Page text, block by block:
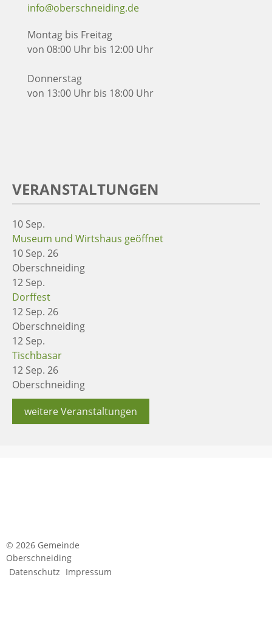
info@oberschneiding.de
Montag bis Freitag
von 08:00 Uhr bis 12:00 Uhr
Donnerstag
von 13:00 Uhr bis 18:00 Uhr
VERANSTALTUNGEN
10 Sep.
Museum und Wirtshaus geöffnet
10 Sep. 26
Oberschneiding
12 Sep.
Dorffest
12 Sep. 26
Oberschneiding
12 Sep.
Tischbasar
12 Sep. 26
Oberschneiding
weitere Veranstaltungen
© 2026 Gemeinde
Oberschneiding
Datenschutz Impressum